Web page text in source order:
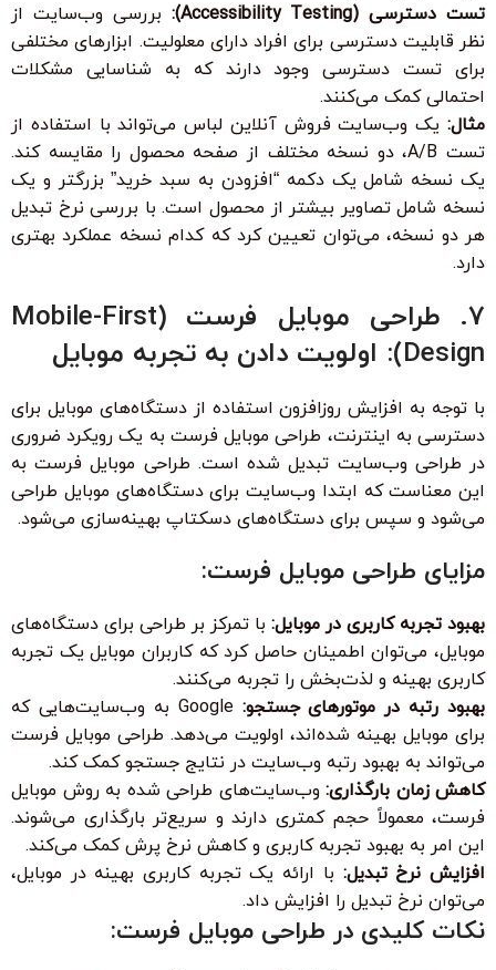
تست دسترسی (Accessibility Testing):
بررسی وب‌سایت از
نظر قابلیت دسترسی برای افراد دارای معلولیت. ابزارهای مختلفی
برای تست دسترسی وجود دارند که به شناسایی مشکلات
احتمالی کمک می‌کنند.
مثال: یک وب‌سایت فروش آنلاین لباس می‌تواند با استفاده از
تست A/B، دو نسخه مختلف از صفحه محصول را مقایسه کند.
یک نسخه شامل یک دکمه “افزودن به سبد خرید” بزرگتر و یک
نسخه شامل تصاویر بیشتر از محصول است. با بررسی نرخ تبدیل
هر دو نسخه، می‌توان تعیین کرد که کدام نسخه عملکرد بهتری
دارد.
7. طراحی موبایل فرست (Mobile-First
Design): اولویت دادن به تجربه موبایل
با توجه به افزایش روزافزون استفاده از دستگاه‌های موبایل برای
دسترسی به اینترنت، طراحی موبایل فرست به یک رویکرد ضروری
در طراحی وب‌سایت تبدیل شده است. طراحی موبایل فرست به
این معناست که ابتدا وب‌سایت برای دستگاه‌های موبایل طراحی
می‌شود و سپس برای دستگاه‌های دسکتاپ بهینه‌سازی می‌شود.
مزایای طراحی موبایل فرست:
بهبود تجربه کاربری در موبایل: با تمرکز بر طراحی برای دستگاه‌های
موبایل، می‌توان اطمینان حاصل کرد که کاربران موبایل یک تجربه
کاربری بهینه و لذت‌بخش را تجربه می‌کنند.
بهبود رتبه در موتورهای جستجو:
Google به وب‌سایت‌هایی که
برای موبایل بهینه شده‌اند، اولویت می‌دهد. طراحی موبایل فرست
می‌تواند به بهبود رتبه وب‌سایت در نتایج جستجو کمک کند.
کاهش زمان بارگذاری: وب‌سایت‌های طراحی شده به روش موبایل
فرست، معمولاً حجم کمتری دارند و سریع‌تر بارگذاری می‌شوند.
این امر به بهبود تجربه کاربری و کاهش نرخ پرش کمک می‌کند.
افزایش نرخ تبدیل: با ارائه یک تجربه کاربری بهینه در موبایل،
می‌توان نرخ تبدیل را افزایش داد.
نکات کلیدی در طراحی موبایل فرست: